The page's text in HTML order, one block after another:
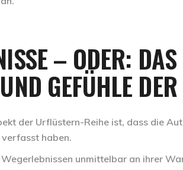
– ODER:
GEFÜHLE
der Urflüstern-Reihe ist, dass die
haben.
unmittelbar an ihrer